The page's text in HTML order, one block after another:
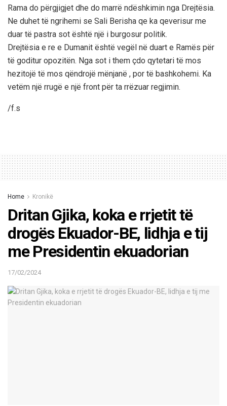
Rama do përgjigjet dhe do marrë ndëshkimin nga Drejtësia.
Ne duhet të ngrihemi se Sali Berisha qe ka qeverisur me
duar të pastra sot është një i burgosur politik.
Drejtësia e re e Dumanit është vegël në duart e Ramës për
të goditur opozitën. Nga sot i them çdo qytetari të mos
hezitojë të mos qëndrojë mënjanë , por të bashkohemi. Ka
vetëm një rrugë e një front për ta rrëzuar regjimin.
/f.s
Home Kronikë
Dritan Gjika, koka e rrjetit të
drogës Ekuador-BE, lidhja e tij
me Presidentin ekuadorian
17/02/2024